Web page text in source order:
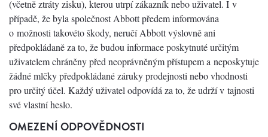
(včetně ztráty zisku), kterou utrpí zákazník nebo uživatel. I v
případě, že byla společnost Abbott předem informována
o možnosti takovéto škody, neručí Abbott výslovně ani
předpokládaně za to, že budou informace poskytnuté určitým
uživatelem chráněny před neoprávněným přístupem a neposkytuje
žádné mlčky předpokládané záruky prodejnosti nebo vhodnosti
pro určitý účel. Každý uživatel odpovídá za to, že udrží v tajnosti
své vlastní heslo.
OMEZENÍ ODPOVĚDNOSTI